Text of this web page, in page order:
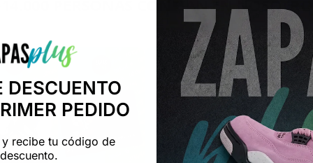
+14.000 PERSONAS CONFÍAN EN
"Consulta nuestras reseñas y compruébalo tú mismo"
DESCUENTO
PEDIDO
y recibe tu código de
descuento.